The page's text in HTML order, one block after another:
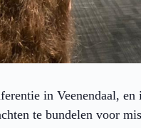
in Veenendaal,
te bundelen voor